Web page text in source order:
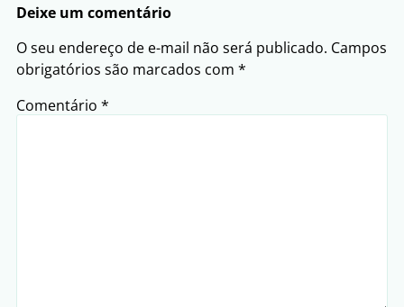
Deixe um comentário
O seu endereço de e-mail não será publicado. Campos
obrigatórios são marcados com *
Comentário *